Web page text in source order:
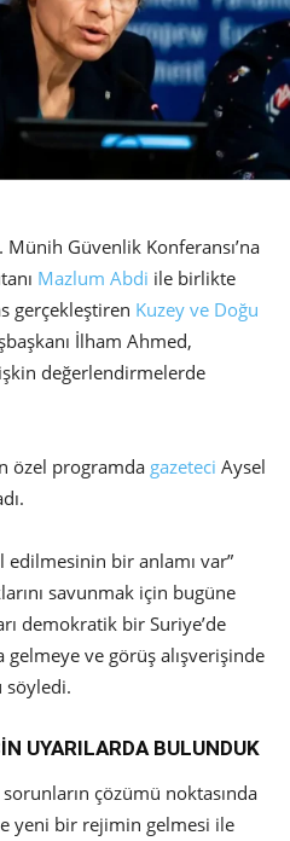
Güvenlik Konferansı’na
Mazlum Abdi ile birlikte
gerçekleştiren Kuzey ve Doğu
İlham Ahmed,
değerlendirmelerde
özel programda gazeteci Aysel
edilmesinin bir anlamı var”
savunmak için bugüne
demokratik bir Suriye’de
ve görüş alışverişinde
söyledi.
UYARILARDA BULUNDUK
çözümü noktasında
yeni bir rejimin gelmesi ile